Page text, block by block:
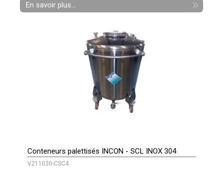
En savoir plus...
Conteneurs palettisés INCON - SCL INOX 304
V211030-CSC4